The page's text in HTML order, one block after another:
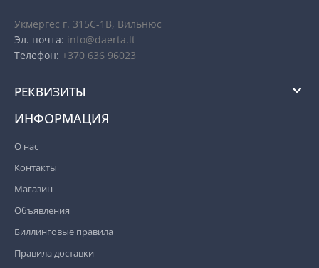
Укмергес г. 315C-1B, Вильнюс
Эл. почта: info@daerta.lt
Телефон: +370 636 96023
РЕКВИЗИТЫ
ИНФОРМАЦИЯ
О нас
Контакты
Магазин
Oбъявления
Биллинговые правила
Правила доставки